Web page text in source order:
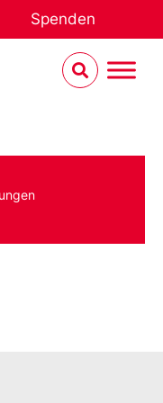
Spenden